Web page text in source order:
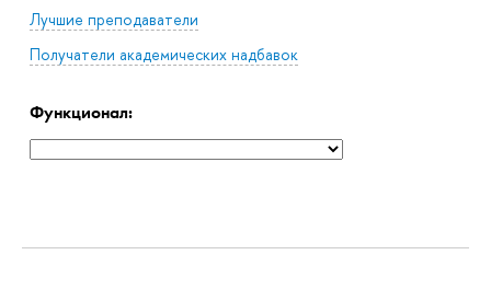
Лучшие преподаватели
Получатели академических надбавок
Функционал: